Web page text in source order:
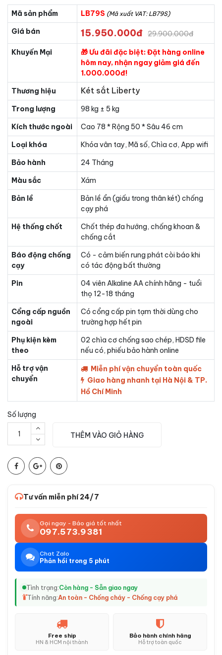
Mã sản phẩm LB79S (Mã xuất VAT: LB79S)
Giá bán 15.950.000đ 29.900.000đ
Khuyến Mại
🎁 Ưu đãi đặc biệt: Đặt hàng online
hôm nay, nhận ngay giảm giá đến
1.000.000đ!
Thương hiệu
Két sắt Liberty
Trong lượng
98 kg ± 5 kg
Kích thước ngoài
Cao 78 * Rộng 50 * Sâu 46 cm
Loại khóa
Khóa vân tay, Mã số, Chìa cơ, App wifi
Bảo hành
24 Tháng
Màu sắc
Xám
Bản lề
Bản lề ẩn (giấu trong thân két) chống
cạy phá
Hệ thống chốt
Chốt thép đa hướng, chống khoan &
chống cắt
Báo động chống
cạy
Có - cảm biến rung phát còi báo khi
có tác động bất thường
Pin
04 viên Alkaline AA chính hãng - tuổi
thọ 12-18 tháng
Cổng cấp nguồn
ngoài
Có cổng cấp pin tạm thời dùng cho
trường hợp hết pin
Phụ kiện kèm
theo
02 chìa cơ chống sao chép, HDSD file
nếu có, phiếu bảo hành online
Hỗ trợ vận
chuyển
Miễn phí vận chuyển toàn quốc
Giao hàng nhanh tại Hà Nội & TP.
Hồ Chí Minh
Số lượng
THÊM VÀO GIỎ HÀNG
Tư vấn miễn phí 24/7
Gọi ngay - Báo giá tốt nhất
097.573.9381
Chat Zalo
Phản hồi trong 5 phút
Tình trạng:Còn hàng - Sẵn giao ngay
Tính năng:An toàn - Chống cháy - Chống cạy phá
Free ship
HN & HCM nội thành
Bảo hành chính hãng
Hỗ trợ toàn quốc